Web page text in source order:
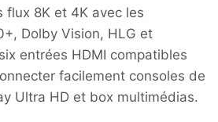
flux 8K et 4K avec les
Dolby Vision, HLG et
entrées HDMI compatibles
facilement consoles de
Ultra HD et box multimédias.